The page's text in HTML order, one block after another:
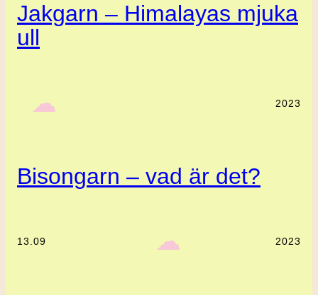
Jakgarn – Himalayas mjuka
ull
‎ ‎‎ ☁︎‎‎ 2023
Bisongarn – vad är det?
13.09 ‎ ‎‎ ☁︎‎‎ 2023